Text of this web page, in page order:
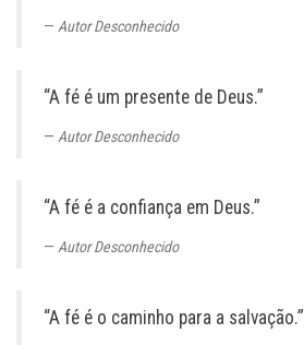
Autor Desconhecido
“A fé é um presente de Deus.”
Autor Desconhecido
“A fé é a confiança em Deus.”
Autor Desconhecido
“A fé é o caminho para a salvação.”